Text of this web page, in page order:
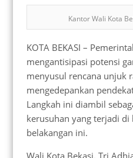
Kantor Wali Kota
KOTA BEKASI –
mengantisipasi potensi
menyusul rencana unjuk
mengedepankan
Langkah ini diambil
kerusuhan yang terjadi di
belakangan ini.